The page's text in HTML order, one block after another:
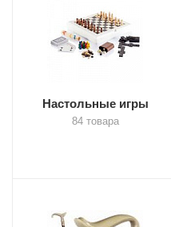
Настольные игры
84 товара